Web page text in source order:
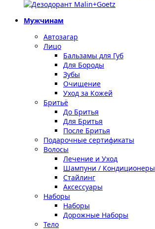
Мужчинам
Автозагар
Лицо
Бальзамы для Губ
Для Бороды
Зубы
Очищение
Уход за Кожей
Бритьё
До Бритья
Для Бритья
После Бритья
Подарочные сертификаты
Волосы
Лечение и Уход
Шампуни / Кондиционеры
Стайлинг
Аксессуары
Наборы
Наборы
Дорожные Наборы
Тело